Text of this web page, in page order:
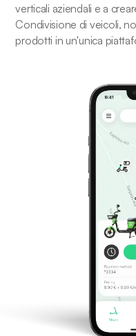
verticali aziendali e a
Condivisione di veicoli,
prodotti in un'unica